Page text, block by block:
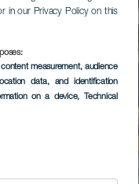
in our Privacy Policy on this
measurement, audience
data, and identification
on a device, Technical